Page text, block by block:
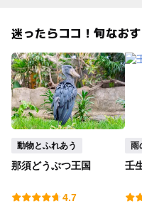
サファリパーク
キャンプ場
釣り
迷ったらココ！旬なお
動物とふれあう
那須どうぶつ王国
4.7
雨
壬